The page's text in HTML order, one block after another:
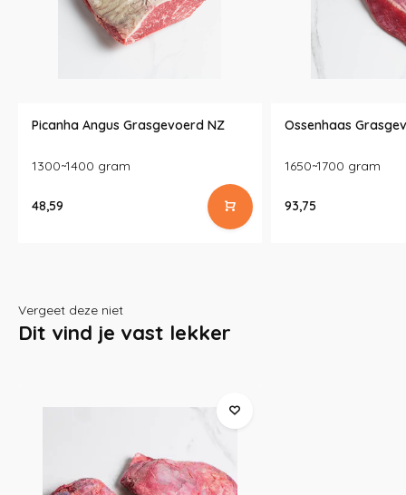
Picanha Angus Grasgevoerd NZ
1300~1400 gram
48,59
Ossenhaas
1650~1700 gram
93,75
Vergeet deze niet
Dit vind je vast lekker